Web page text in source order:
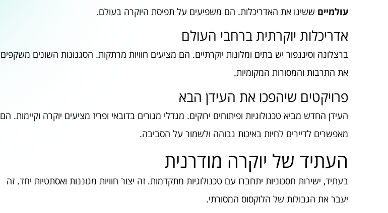
עולמיים ששינו את האדריכלות. הם משפיעים על תפיסת היוקרה בעולם.
אדריכלות יוקרתית ברחבי העולם
ברצלונה וסינגפור יש בתים ומלונות יוקרתיים. הם מציעים חוויות מרתקות. הסגנונות השונים משקפים
את התרבות והמסורות המקומיות.
פרויקטים שיהפכו את העידן הבא
העידן החדש מביא טכנולוגיות ופיתוחים ירוקים. מגדלי מגורים בדובאי ופריז מציעים יוקרה וקיימות. הם
מאפשרים לדיירים לחיות באיכות גבוהה ולשמור על הסביבה.
העתיד של יוקרה מודרנית
בעתיד, ישירות חסכוניות יתחברו עם טכנולוגיות מתקדמות. זה יצור חוויות מגוננות ואסתטיות יחד. זה
יעבר את הגבולות של הלוקסוס המסורתי.